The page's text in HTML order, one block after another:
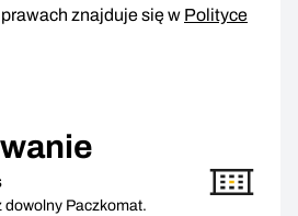
znajduje się w Polityce
dowolny Paczkomat.